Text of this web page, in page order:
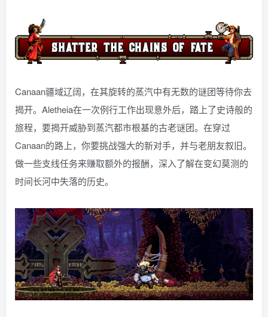
Canaan疆域辽阔，在其旋转的蒸汽中有无数的谜团等待你去
揭开。Aletheia在一次例行工作出现意外后，踏上了史诗般的
旅程，要揭开威胁到蒸汽都市根基的古老谜团。在穿过
Canaan的路上，你要挑战强大的新对手，并与老朋友叙旧。
做一些支线任务来赚取额外的报酬，深入了解在变幻莫测的
时间长河中失落的历史。